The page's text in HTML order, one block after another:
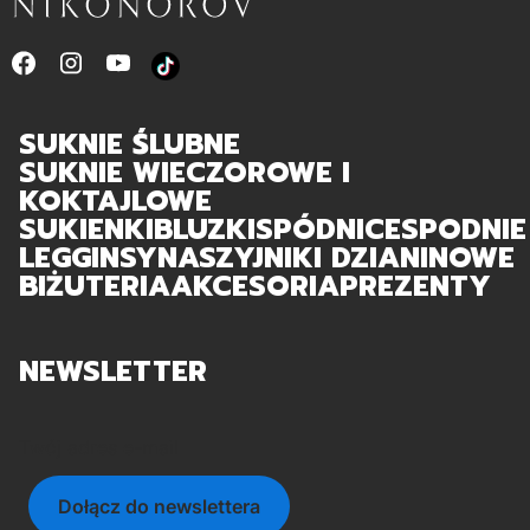
SUKNIE ŚLUBNE
SUKNIE WIECZOROWE I
KOKTAJLOWE
SUKIENKIBLUZKISPÓDNICESPODNIE
LEGGINSYNASZYJNIKI DZIANINOWE
BIŻUTERIAAKCESORIAPREZENTY
NEWSLETTER
Dołącz do newslettera